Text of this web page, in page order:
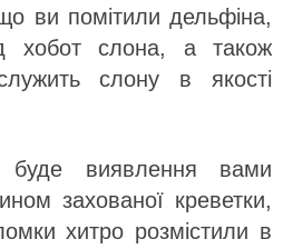
ви помітили дельфіна,
хобот слона, а також
слону в якості
виявлення вами
захованої креветки,
хитро розмістили в